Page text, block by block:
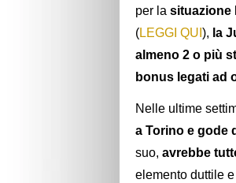
per la situazione
(LEGGI QUI ), la
almeno 2 o più
bonus legati ad
Nelle ultime
a Torino e gode
suo, avrebbe
elemento duttile